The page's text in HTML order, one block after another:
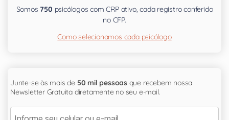
Somos 750 psicólogos com CRP ativo, cada registro conferido
no CFP.
Como selecionamos cada psicólogo
Junte-se às mais de 50 mil pessoasque recebem nossa
Newsletter Gratuita diretamente no seu e-mail.